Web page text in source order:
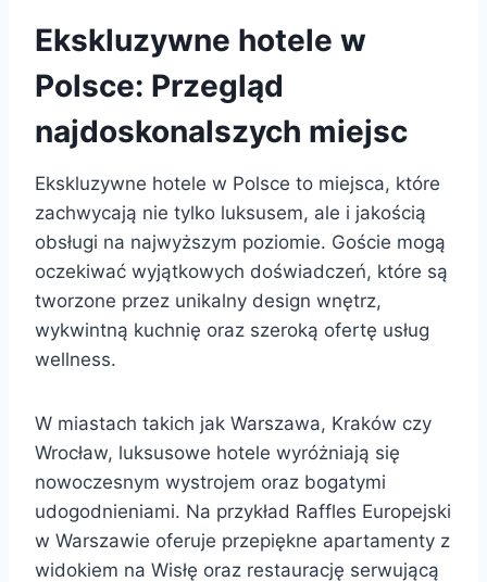
Ekskluzywne hotele w
Polsce: Przegląd
najdoskonalszych miejsc
Ekskluzywne hotele w Polsce to miejsca, które
zachwycają nie tylko luksusem, ale i jakością
obsługi na najwyższym poziomie. Goście mogą
oczekiwać wyjątkowych doświadczeń, które są
tworzone przez unikalny design wnętrz,
wykwintną kuchnię oraz szeroką ofertę usług
wellness.
W miastach takich jak Warszawa, Kraków czy
Wrocław, luksusowe hotele wyróżniają się
nowoczesnym wystrojem oraz bogatymi
udogodnieniami. Na przykład Raffles Europejski
w Warszawie oferuje przepiękne apartamenty z
widokiem na Wisłę oraz restaurację serwującą